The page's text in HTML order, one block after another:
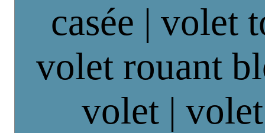
casée | volet
volet rouant
volet |